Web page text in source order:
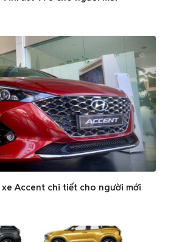
Accent chi tiết cho người mới